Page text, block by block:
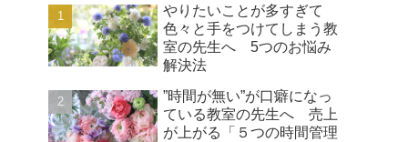
やりたいことが多すぎて
色々と手をつけてしまう教
室の先生へ 5つのお悩み
解決法
”時間が無い”が口癖になっ
ている教室の先生へ 売上
が上がる「５つの時間管理